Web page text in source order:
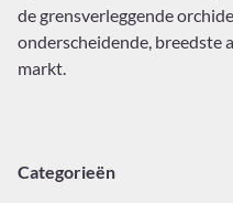
de grensverleggende
onderscheidende, breedste
markt.
Categorieën